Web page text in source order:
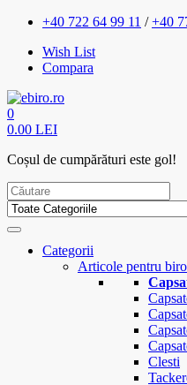
+40 722 64 99 11 /+40
Wish List
Compara
0
0.00 LEI
Coșul de cumpărături este gol!
Categorii
Articole pentru
Clesti